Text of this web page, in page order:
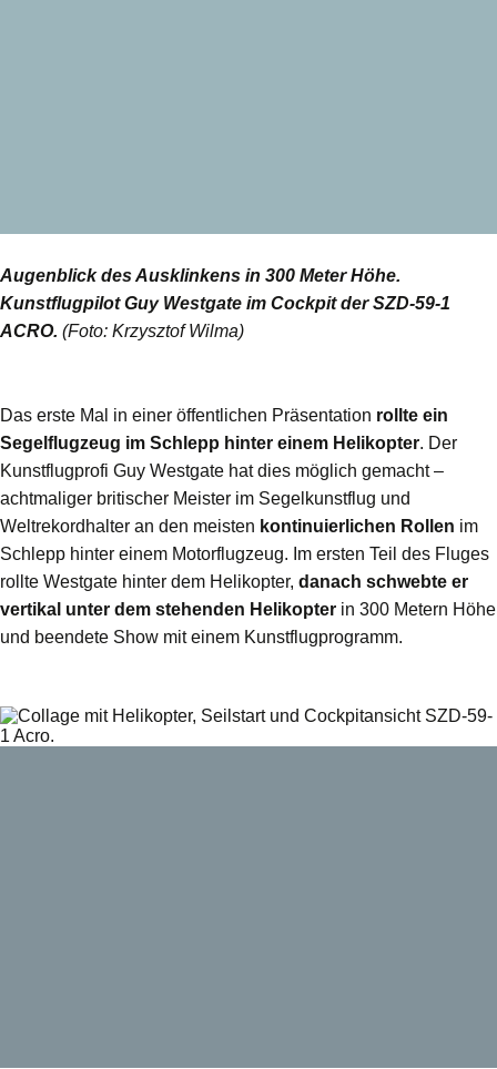
Augenblick des Ausklinkens in 300 Meter Höhe.
Kunstflugpilot Guy Westgate im Cockpit der SZD-59-1
ACRO. (Foto: Krzysztof Wilma)
Das erste Mal in einer öffentlichen Präsentation rollte ein
Segelflugzeug im Schlepp hinter einem Helikopter. Der
Kunstflugprofi Guy Westgate hat dies möglich gemacht –
achtmaliger britischer Meister im Segelkunstflug und
Weltrekordhalter an den meisten kontinuierlichen Rollen im
Schlepp hinter einem Motorflugzeug. Im ersten Teil des Fluges
rollte Westgate hinter dem Helikopter, danach schwebte er
vertikal unter dem stehenden Helikopter in 300 Metern Höhe
und beendete Show mit einem Kunstflugprogramm.